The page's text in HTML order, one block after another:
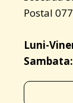
Postal
Luni-
Sambata: